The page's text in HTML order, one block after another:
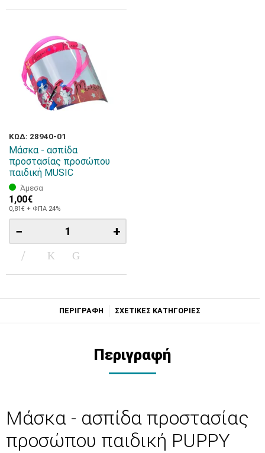
ΚΩΔ: 28940-01
Μάσκα - ασπίδα
προστασίας προσώπου
παιδική MUSIC
Άμεσα
1,00€
0,81€ + ΦΠΑ 24%
− +
ΠΕΡΙΓΡΑΦΗ ΣΧΕΤΙΚΕΣ ΚΑΤΗΓΟΡΙΕΣ
Περιγραφή
Μάσκα - ασπίδα προστασίας
προσώπου παιδική PUPPY